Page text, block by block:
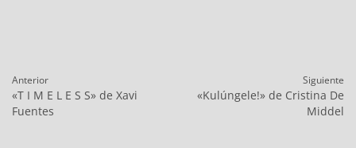
Navegación
de
entradas
Anterior
Entrada
anterior:
«T I M E L E S S» de Xavi
Fuentes
Siguiente
Entrada
«Kulúngele!» de Cristina De
Middel